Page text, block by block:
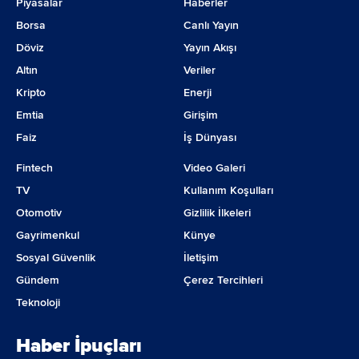
NOT 1: Yukarıda belirtilen tutarlar şirket beklenti
aralığının ortalaması alınarak oluşturulmuştur.
NOT 2: 2023 yılına ilişkin veriler
enflasyon endeksinin 1,4 seviyesinde
olacağı varsayımıyla belirlenmiştir.
Borsa
Döviz
Altın
Kripto
Emtia
Faiz
Canlı Yayın
Yayın Akışı
Veriler
Enerji
Girişim
İş Dünyası
Fintech
TV
Otomotiv
Gayrimenkul
Sosyal Güvenlik
Gündem
Teknoloji
Video Galeri
Kullanım Koşulları
Gizlilik İlkeleri
Künye
İletişim
Çerez Tercihleri
Haber İpuçları